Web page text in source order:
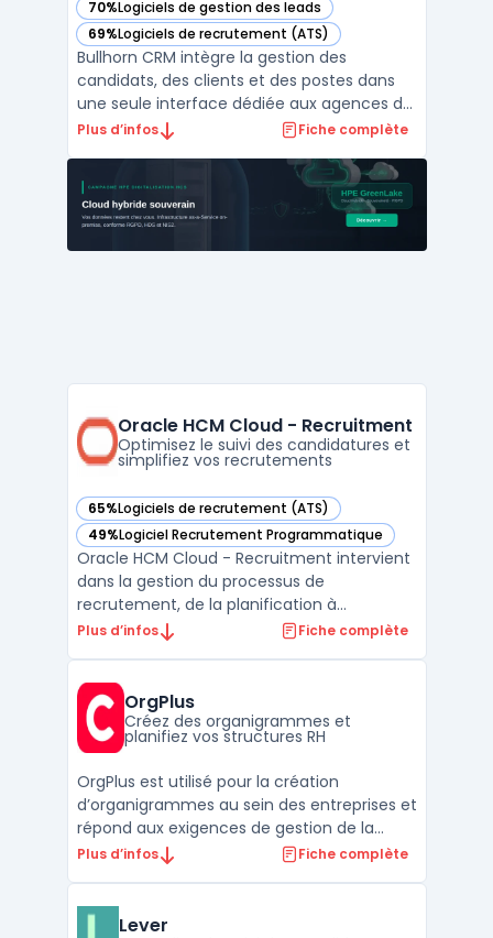
70%Logiciels de gestion des leads
— voir Bullhorn CRM dans cette catégorie
69%Logiciels de recrutement (ATS)
— voir Bullhorn CRM dans cette catégorie
Bullhorn CRM intègre la gestion des
candidats, des clients et des postes dans
une seule interface dédiée aux agences de
recrutement et d’intérim. L’outil prend en
de l’identification de profils à la mise en
poste, en associant l’applicant tracking et la
gesti ...
Plus d’infos Fiche complète
Oracle HCM Cloud - Recruitment
Optimisez le suivi des candidatures et
simplifiez vos recrutements
65%Logiciels de recrutement (ATS)
— voir Oracle HCM Cloud - Recruitment dans cette
49%Logiciel Recrutement Programmatique
— voir Oracle HCM Cloud - Recruitment dans cette
Oracle HCM Cloud - Recruitment intervient
dans la gestion du processus de
recrutement, de la planification à
l’onboarding. Avec Oracle HCM Cloud -
sourcing, la présélection et la gestion de
profils sur des volumes importan ...
Plus d’infos Fiche complète
OrgPlus
Créez des organigrammes et
planifiez vos structures RH
OrgPlus est utilisé pour la création
d’organigrammes au sein des entreprises et
répond aux exigences de gestion de la
structure organisationnelle, dans tous les
solution prend en charge les besoins des
Plus d’infos Fiche complète
Lever